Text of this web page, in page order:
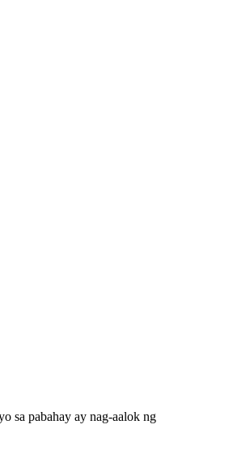
sa pabahay ay nag-aalok ng